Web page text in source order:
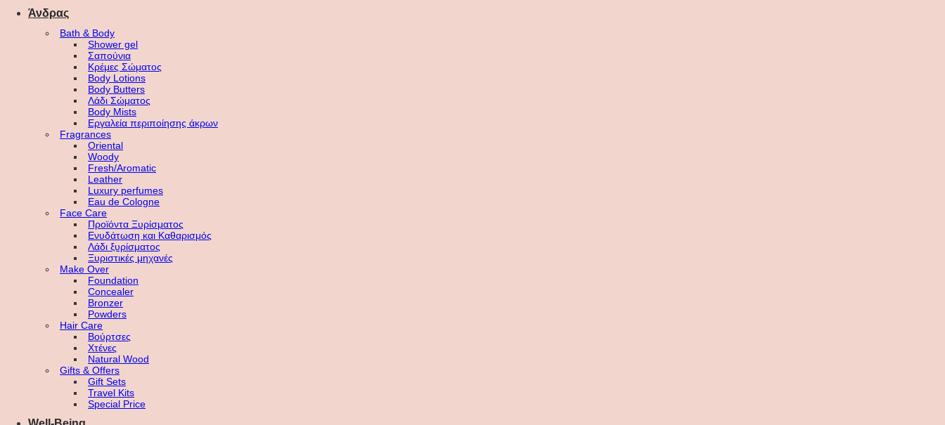
Άνδρας
Bath & Body
Shower gel
Σαπούνια
Κρέμες Σώματος
Body Lotions
Body Butters
Λάδι Σώματος
Body Mists
Εργαλεία περιποίησης άκρων
Fragrances
Oriental
Woody
Fresh/Aromatic
Leather
Luxury perfumes
Eau de Cologne
Face Care
Προϊόντα Ξυρίσματος
Ενυδάτωση και Καθαρισμός
Λάδι ξυρίσματος
Ξυριστικές μηχανές
Make Over
Foundation
Concealer
Bronzer
Powders
Hair Care
Βούρτσες
Χτένες
Natural Wood
Gifts & Offers
Gift Sets
Travel Kits
Special Price